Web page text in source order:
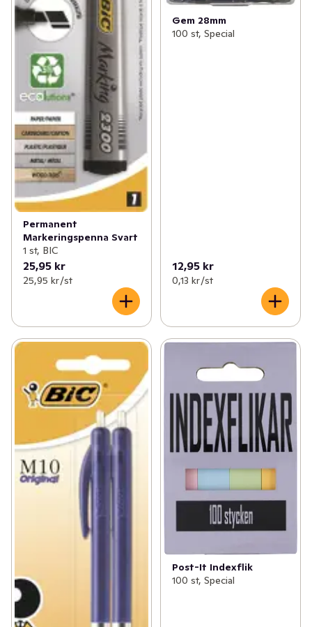
Permanent
Markeringspenna Svart
1 st, BIC
25,95 kr
25,95 kr /st
Gem 28mm
100 st, Special
12,95 kr
0,13 kr /st
Post-It Indexflik
100 st, Special